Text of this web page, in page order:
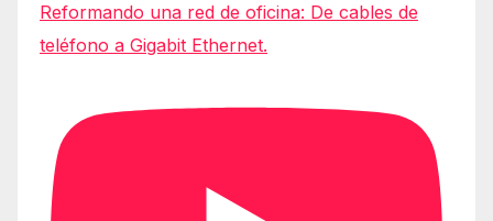
Reformando una red de oficina: De cables de
teléfono a Gigabit Ethernet.